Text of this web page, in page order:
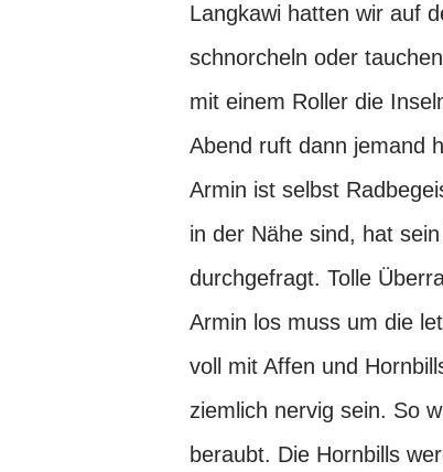
Langkawi hatten wir auf
schnorcheln oder
mit einem Roller die
Abend ruft dann jemand
Armin ist selbst
in der Nähe sind, hat
durchgefragt. Tolle
Armin los muss um die
voll mit Affen und
ziemlich nervig sein. So
beraubt. Die Hornbills